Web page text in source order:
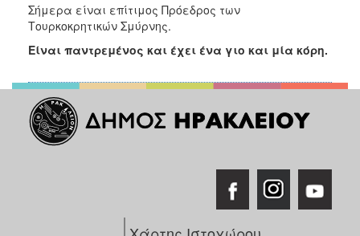
Σήμερα είναι επίτιμος Πρόεδρος των
Τουρκοκρητικών Σμύρνης.
Είναι παντρεμένος και έχει ένα γιο και μία κόρη.